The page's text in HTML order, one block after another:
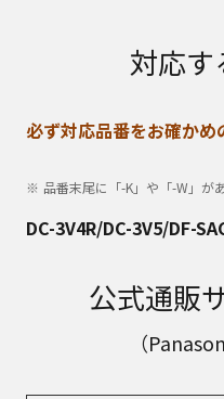
対応す
必ず対応品番をお確かめ
品番末尾に「-K」や「-W」が
DC-3V4R/DC-3V5/DF-
公式通販
（